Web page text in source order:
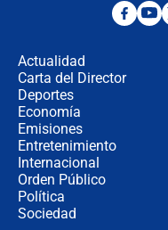
Actualidad
Carta del Director
Deportes
Economía
Emisiones
Entretenimiento
Internacional
Orden Público
Política
Sociedad